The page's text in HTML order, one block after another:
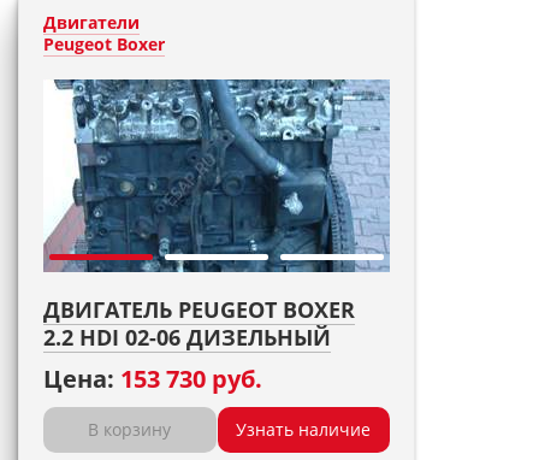
Двигатели
Peugeot Boxer
ДВИГАТЕЛЬ PEUGEOT BOXER
2.2 HDI 02-06 ДИЗЕЛЬНЫЙ
Цена: 153 730 руб.
В корзину Узнать наличие